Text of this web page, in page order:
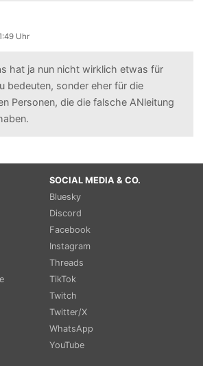
Uhr
hat ja nun nicht wirklich etwas für
bedeuten, sonder eher für die
Personen, die die falsche ANleitung
SOCIAL MEDIA & CO.
Bluesky
Discord
Facebook
Instagram
Threads
TikTok
Twitch
Twitter/X
WhatsApp
YouTube